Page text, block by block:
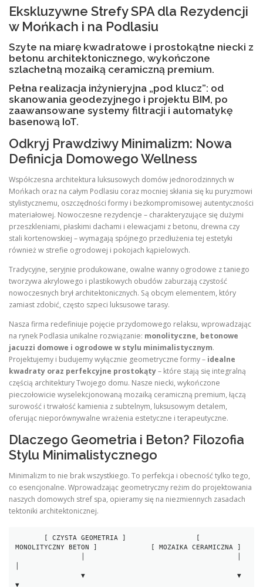
Ekskluzywne Strefy SPA dla Rezydencji
w Mońkach i na Podlasiu
Szyte na miarę kwadratowe i prostokątne niecki z
betonu architektonicznego, wykończone
szlachetną mozaiką ceramiczną premium.
Pełna realizacja inżynieryjna „pod klucz”: od
skanowania geodezyjnego i projektu BIM, po
zaawansowane systemy filtracji i automatykę
basenową IoT.
Odkryj Prawdziwy Minimalizm: Nowa
Definicja Domowego Wellness
Współczesna architektura luksusowych domów jednorodzinnych w
Mońkach oraz na całym Podlasiu coraz mocniej skłania się ku puryzmowi
stylistycznemu, oszczędności formy i bezkompromisowej autentyczności
materiałowej. Nowoczesne rezydencje – charakteryzujące się dużymi
przeszkleniami, płaskimi dachami i elewacjami z betonu, drewna czy
stali kortenowskiej – wymagają spójnego przedłużenia tej estetyki
również w strefie ogrodowej i pokojach kąpielowych.
Tradycyjne, seryjnie produkowane, owalne wanny ogrodowe z taniego
tworzywa akrylowego i plastikowych obudów zaburzają czystość
nowoczesnych brył architektonicznych. Są obcym elementem, który
zamiast zdobić, często szpeci luksusowe tarasy.
Nasza firma redefiniuje pojęcie przydomowego relaksu, wprowadzając
na rynek Podlasia unikalne rozwiązanie: monolityczne, betonowe
jacuzzi domowe i ogrodowe w stylu minimalistycznym.
Projektujemy i budujemy wyłącznie geometryczne formy – idealne
kwadraty oraz perfekcyjne prostokąty– które stają się integralną
częścią architektury Twojego domu. Nasze niecki, wykończone
pieczołowicie wyselekcjonowaną mozaiką ceramiczną premium, łączą
surowość i trwałość kamienia z subtelnym, luksusowym detalem,
oferując nieporównywalne wrażenia estetyczne i terapeutyczne.
Dlaczego Geometria i Beton? Filozofia
Stylu Minimalistycznego
Minimalizm to nie brak wszystkiego. To perfekcja i obecność tylko tego,
co esencjonalne. Wprowadzając geometryczny reżim do projektowania
naszych domowych stref spa, opieramy się na niezmiennych zasadach
tektoniki architektonicznej.
MONOLITYCZNY BETON ]             [ MOZAIKA CERAMICZNA ]
                ▼                                     ▼
▼